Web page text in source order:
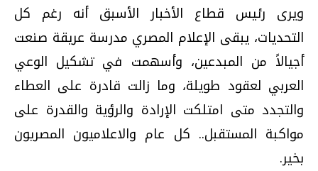
ويرى رئيس قطاع الأخبار الأسبق أنه رغم كل
التحديات، يبقى الإعلام المصري مدرسة عريقة صنعت
أجيالاً من المبدعين، وأسهمت في تشكيل الوعي
العربي لعقود طويلة، وما زالت قادرة على العطاء
والتجدد متى امتلكت الإرادة والرؤية والقدرة على
مواكبة المستقبل.. كل عام والاعلاميون المصريون
بخير.